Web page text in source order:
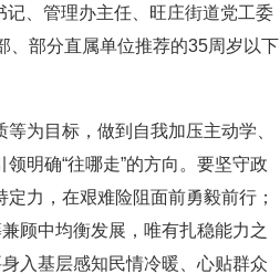
、管理办主任、旺庄街道党工委
、部分直属单位推荐的35周岁以下
为目标，做到自我加压主动学、
明确“往哪走”的方向。要坚守政
力，在艰难险阻面前勇毅前行；
顾中均衡发展，唯有扎稳能力之
入基层感知民情冷暖、心贴群众